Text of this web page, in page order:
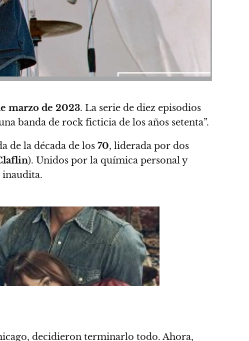
marzo de 2023. La serie de diez episodios
banda de rock ficticia de los años setenta”.
de la década de los 70, liderada por dos
). Unidos por la química personal y
inaudita.
decidieron terminarlo todo. Ahora,